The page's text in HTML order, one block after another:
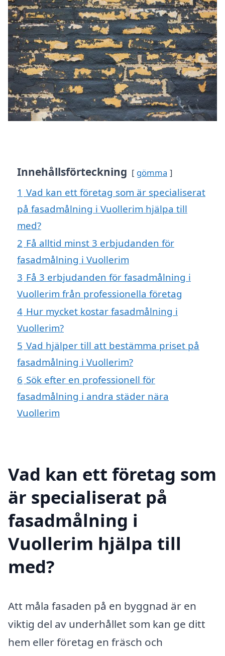
Innehållsförteckning gömma
1 Vad kan ett företag som är specialiserat
på fasadmålning i Vuollerim hjälpa till
med?
2 Få alltid minst 3 erbjudanden för
fasadmålning i Vuollerim
3 Få 3 erbjudanden för fasadmålning i
Vuollerim från professionella företag
4 Hur mycket kostar fasadmålning i
Vuollerim?
5 Vad hjälper till att bestämma priset på
fasadmålning i Vuollerim?
6 Sök efter en professionell för
fasadmålning i andra städer nära
Vuollerim
Vad kan ett företag som
är specialiserat på
fasadmålning i
Vuollerim hjälpa till
med?
Att måla fasaden på en byggnad är en
viktig del av underhållet som kan ge ditt
hem eller företag en fräsch och